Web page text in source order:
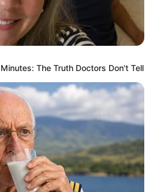
วนเช็ก ดวงกรกฎาคม
– 31 ก.ค. 69)
The Truth Doctors Don't Tell